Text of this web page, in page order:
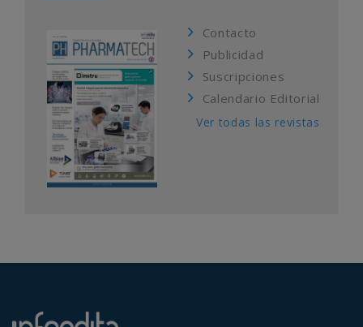
Contacto
Publicidad
Suscripciones
Calendario Editorial
Ver todas las revistas